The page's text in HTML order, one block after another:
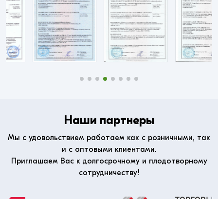
Наши партнеры
Мы с удовольствием работаем как с розничными, так
и с оптовыми клиентами.
Приглашаем Вас к долгосрочному и плодотворному
сотрудничеству!